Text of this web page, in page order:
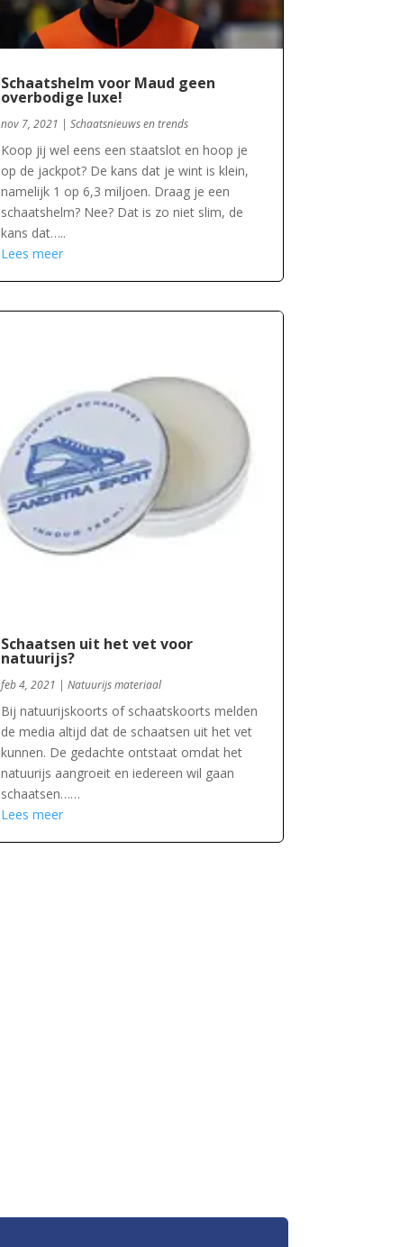
Schaatshelm voor Maud geen
overbodige luxe!
nov 7, 2021 | Schaatsnieuws en trends
Koop jij wel eens een staatslot en hoop je
op de jackpot? De kans dat je wint is klein,
namelijk 1 op 6,3 miljoen. Draag je een
schaatshelm? Nee? Dat is zo niet slim, de
kans dat…..
Lees meer
Schaatsen uit het vet voor
natuurijs?
feb 4, 2021 | Natuurijs materiaal
Bij natuurijskoorts of schaatskoorts melden
de media altijd dat de schaatsen uit het vet
kunnen. De gedachte ontstaat omdat het
natuurijs aangroeit en iedereen wil gaan
schaatsen……
Lees meer